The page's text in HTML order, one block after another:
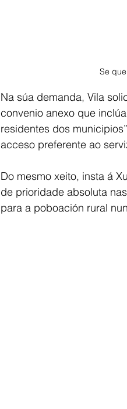
Se
Na súa demanda, Vila
convenio anexo que
residentes dos
acceso preferente ao
Do mesmo xeito, insta á
de prioridade absoluta
para a poboación rural